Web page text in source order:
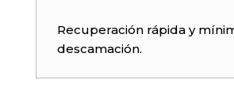
Recuperación rápida y
descamación.